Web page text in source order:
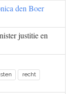
den Boer
justitie en
recht